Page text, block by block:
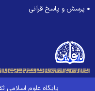
پرسش و پاسخ قرآنی
پایگاه علوم اسلامی